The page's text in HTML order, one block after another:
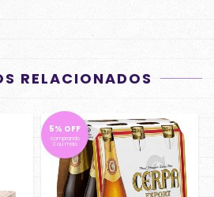
RELACIONADOS
5% OFF
comprando
3 ou mais